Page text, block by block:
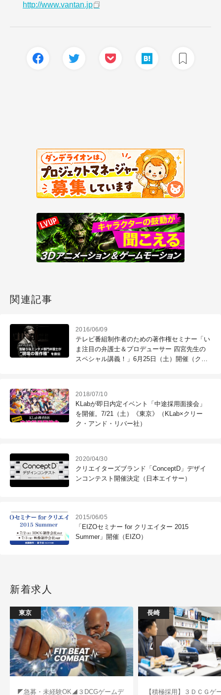
http://www.vantan.jp
関連記事
2016/06/09
テレビ番組制作者のための著作権セミナー「い
ま注目の弁護士＆プロデューサー 四宮先生の
スペシャル講義！」6月25日（土）開催（クリ
2018/07/10
KLabが即日内定イベント「中途採用面接会」
を開催。7/21（土）《東京》（KLab×クリー
ク・アンド・リバー社）
2020/04/30
クリエイターズブランド「ConceptD」デザイ
ンコンテスト開催決定（日本エイサー）
2015/06/05
「EIZOセミナー for クリエイター 2015
Summer」開催（EIZO）
新着求人
東京
◤急募・未経験OK◢３DCGゲームデ
長崎
【積極採用】３ＤＣＧゲ